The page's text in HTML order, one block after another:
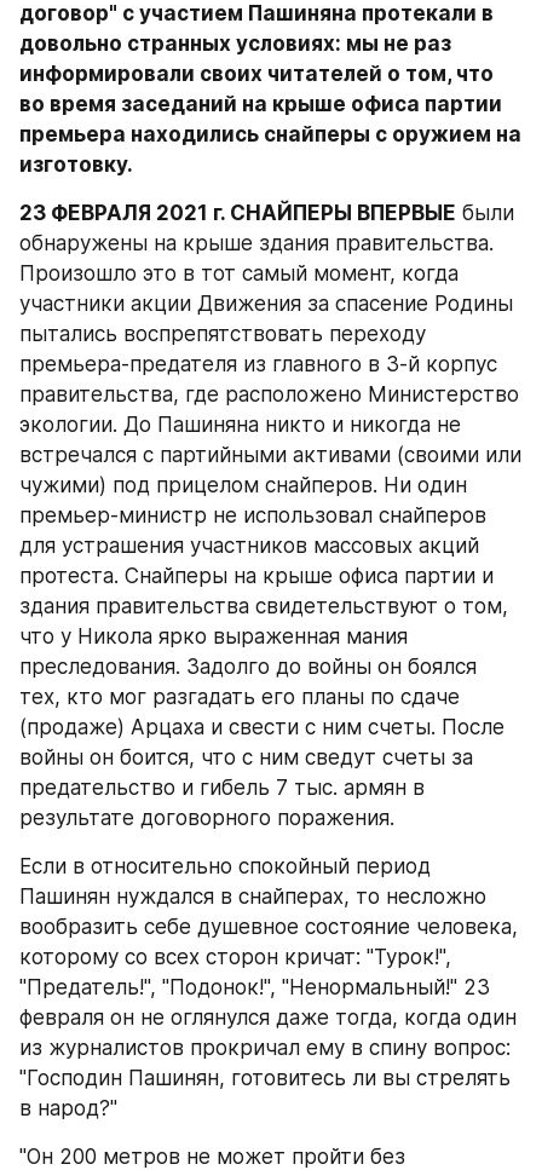
договор" с участием Пашиняна протекали в
довольно странных условиях: мы не раз
информировали своих читателей о том, что
во время заседаний на крыше офиса партии
премьера находились снайперы с оружием на
изготовку.
23 ФЕВРАЛЯ 2021 г. СНАЙПЕРЫ ВПЕРВЫЕ были
обнаружены на крыше здания правительства.
Произошло это в тот самый момент, когда
участники акции Движения за спасение Родины
пытались воспрепятствовать переходу
премьера-предателя из главного в 3-й корпус
правительства, где расположено Министерство
экологии. До Пашиняна никто и никогда не
встречался с партийными активами (своими или
чужими) под прицелом снайперов. Ни один
премьер-министр не использовал снайперов
для устрашения участников массовых акций
протеста. Снайперы на крыше офиса партии и
здания правительства свидетельствуют о том,
что у Никола ярко выраженная мания
преследования. Задолго до войны он боялся
тех, кто мог разгадать его планы по сдаче
(продаже) Арцаха и свести с ним счеты. После
войны он боится, что с ним сведут счеты за
предательство и гибель 7 тыс. армян в
результате договорного поражения.
Если в относительно спокойный период
Пашинян нуждался в снайперах, то несложно
вообразить себе душевное состояние человека,
которому со всех сторон кричат: "Турок!",
"Предатель!", "Подонок!", "Ненормальный!" 23
февраля он не оглянулся даже тогда, когда один
из журналистов прокричал ему в спину вопрос:
"Господин Пашинян, готовитесь ли вы стрелять
в народ?"
"Он 200 метров не может пройти без